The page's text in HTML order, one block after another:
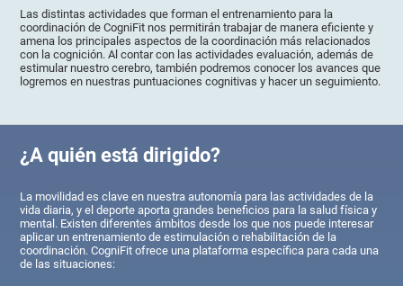
Las distintas actividades que forman el entrenamiento para la
coordinación de CogniFit nos permitirán trabajar de manera eficiente y
amena los principales aspectos de la coordinación más relacionados
con la cognición. Al contar con las actividades evaluación, además de
estimular nuestro cerebro, también podremos conocer los avances que
logremos en nuestras puntuaciones cognitivas y hacer un seguimiento.
¿A quién está dirigido?
La movilidad es clave en nuestra autonomía para las actividades de la
vida diaria, y el deporte aporta grandes beneficios para la salud física y
mental. Existen diferentes ámbitos desde los que nos puede interesar
aplicar un entrenamiento de estimulación o rehabilitación de la
coordinación. CogniFit ofrece una plataforma específica para cada una
de las situaciones: